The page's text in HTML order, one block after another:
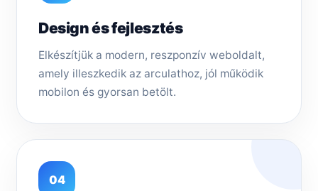
Design és fejlesztés
Elkészítjük a modern, reszponzív weboldalt,
amely illeszkedik az arculathoz, jól működik
mobilon és gyorsan betölt.
04